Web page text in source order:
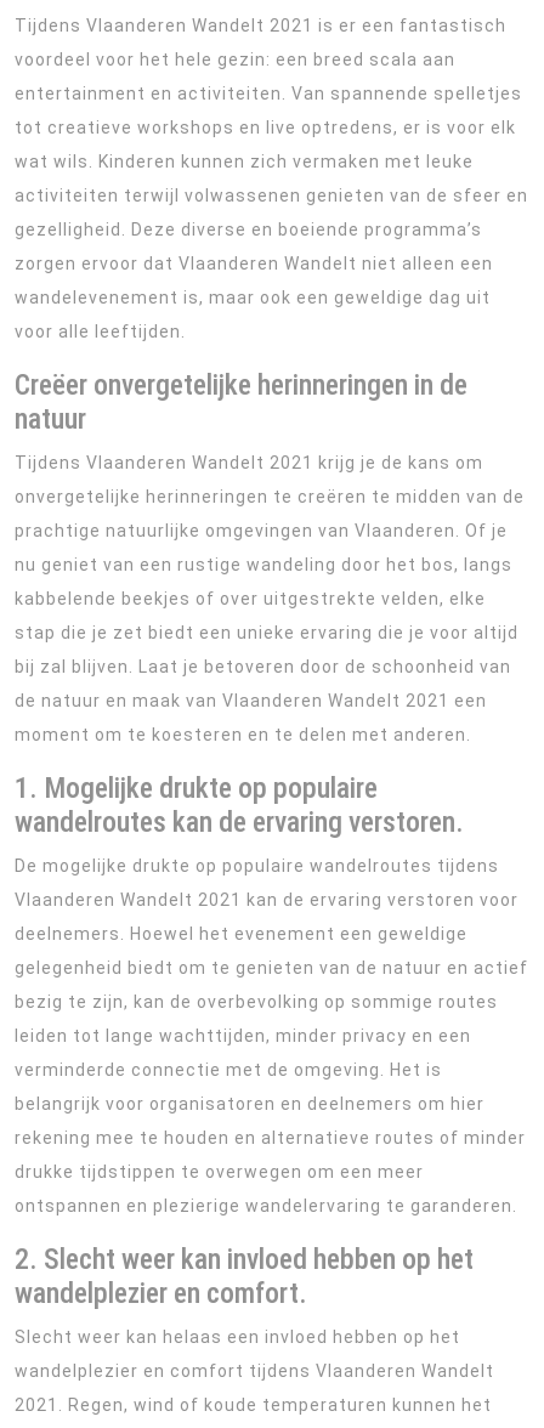
Tijdens Vlaanderen Wandelt 2021 is er een fantastisch
voordeel voor het hele gezin: een breed scala aan
entertainment en activiteiten. Van spannende spelletjes
tot creatieve workshops en live optredens, er is voor elk
wat wils. Kinderen kunnen zich vermaken met leuke
activiteiten terwijl volwassenen genieten van de sfeer en
gezelligheid. Deze diverse en boeiende programma’s
zorgen ervoor dat Vlaanderen Wandelt niet alleen een
wandelevenement is, maar ook een geweldige dag uit
voor alle leeftijden.
Creëer onvergetelijke herinneringen in de
natuur
Tijdens Vlaanderen Wandelt 2021 krijg je de kans om
onvergetelijke herinneringen te creëren te midden van de
prachtige natuurlijke omgevingen van Vlaanderen. Of je
nu geniet van een rustige wandeling door het bos, langs
kabbelende beekjes of over uitgestrekte velden, elke
stap die je zet biedt een unieke ervaring die je voor altijd
bij zal blijven. Laat je betoveren door de schoonheid van
de natuur en maak van Vlaanderen Wandelt 2021 een
moment om te koesteren en te delen met anderen.
1. Mogelijke drukte op populaire
wandelroutes kan de ervaring verstoren.
De mogelijke drukte op populaire wandelroutes tijdens
Vlaanderen Wandelt 2021 kan de ervaring verstoren voor
deelnemers. Hoewel het evenement een geweldige
gelegenheid biedt om te genieten van de natuur en actief
bezig te zijn, kan de overbevolking op sommige routes
leiden tot lange wachttijden, minder privacy en een
verminderde connectie met de omgeving. Het is
belangrijk voor organisatoren en deelnemers om hier
rekening mee te houden en alternatieve routes of minder
drukke tijdstippen te overwegen om een meer
ontspannen en plezierige wandelervaring te garanderen.
2. Slecht weer kan invloed hebben op het
wandelplezier en comfort.
Slecht weer kan helaas een invloed hebben op het
wandelplezier en comfort tijdens Vlaanderen Wandelt
2021. Regen, wind of koude temperaturen kunnen het